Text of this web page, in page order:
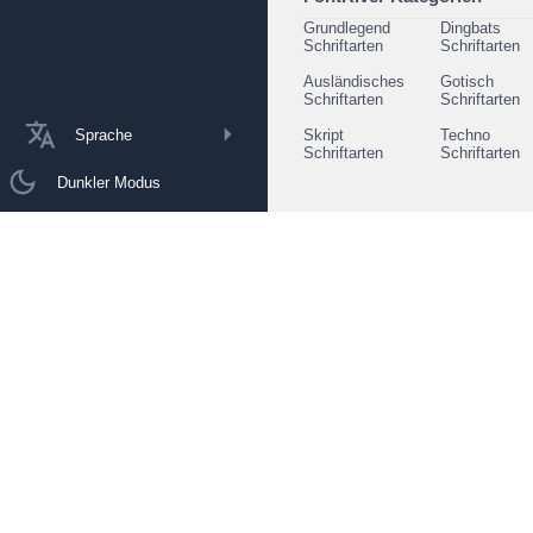
Sprache
Dunkler Modus
Grundlegend
Schriftarten
Dingbats
Schriftarten
Ausländisches
Schriftarten
Gotisch
Schriftarten
Skript
Schriftarten
Techno
Schriftarten